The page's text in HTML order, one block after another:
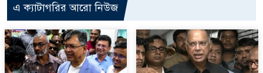
এ ক্যাটাগরির আরো নিউজ